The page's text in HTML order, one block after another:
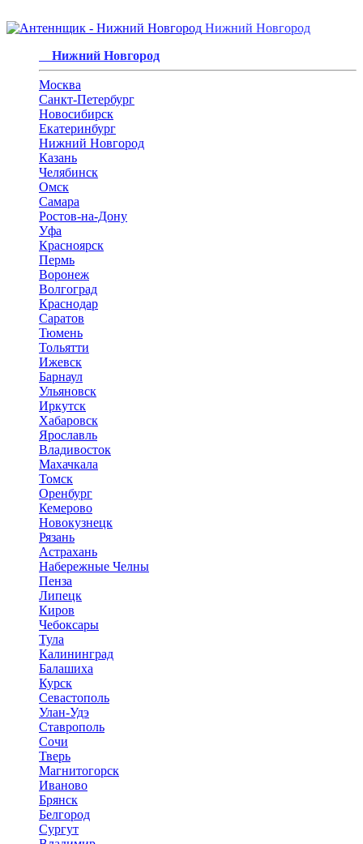
Нижний Новгород
Нижний Новгород
Москва
Санкт-Петербург
Новосибирск
Екатеринбург
Нижний Новгород
Казань
Челябинск
Омск
Самара
Ростов-на-Дону
Уфа
Красноярск
Пермь
Воронеж
Волгоград
Краснодар
Саратов
Тюмень
Тольятти
Ижевск
Барнаул
Ульяновск
Иркутск
Хабаровск
Ярославль
Владивосток
Махачкала
Томск
Оренбург
Кемерово
Новокузнецк
Рязань
Астрахань
Набережные Челны
Пенза
Липецк
Киров
Чебоксары
Тула
Калининград
Балашиха
Курск
Севастополь
Улан-Удэ
Ставрополь
Сочи
Тверь
Магнитогорск
Иваново
Брянск
Белгород
Сургут